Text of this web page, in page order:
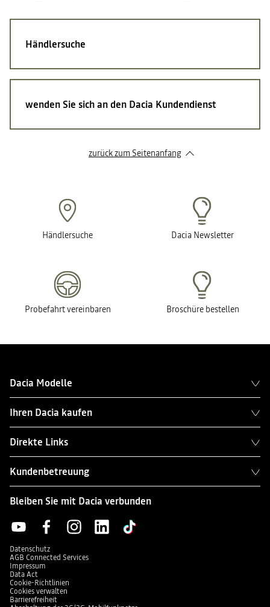
Händlersuche
wenden Sie sich an den Dacia Kundendienst
zurück zum Seitenanfang
Händlersuche Dacia Newsletter
Probefahrt vereinbaren Broschüre bestellen
Dacia Modelle
Ihren Dacia kaufen
Direkte Links
Kundenbetreuung
Bleiben Sie mit Dacia verbunden
Datenschutz
AGB Connected Services
Impressum
Data Act
Cookie-Richtlinien
Cookies verwalten
Barrierefreiheit